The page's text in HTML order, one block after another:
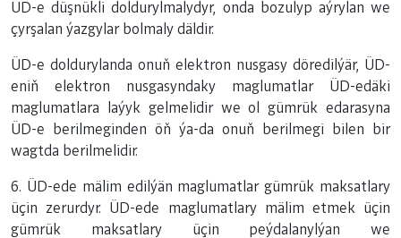
ÜD-e düşnükli doldurylmalydyr, onda bozulyp aýrylan we
çyrşalan ýazgylar bolmaly däldir.
ÜD-e doldurylanda onuň elektron nusgasy döredilýär, ÜD-
eniň elektron nusgasyndaky maglumatlar ÜD-edäki
maglumatlara laýyk gelmelidir we ol gümrük edarasyna
ÜD-e berilmeginden öň ýa-da onuň berilmegi bilen bir
wagtda berilmelidir.
6. ÜD-ede mälim edilýän maglumatlar gümrük maksatlary
üçin zerurdyr. ÜD-ede maglumatlary mälim etmek üçin
gümrük maksatlary üçin peýdalanylýan we